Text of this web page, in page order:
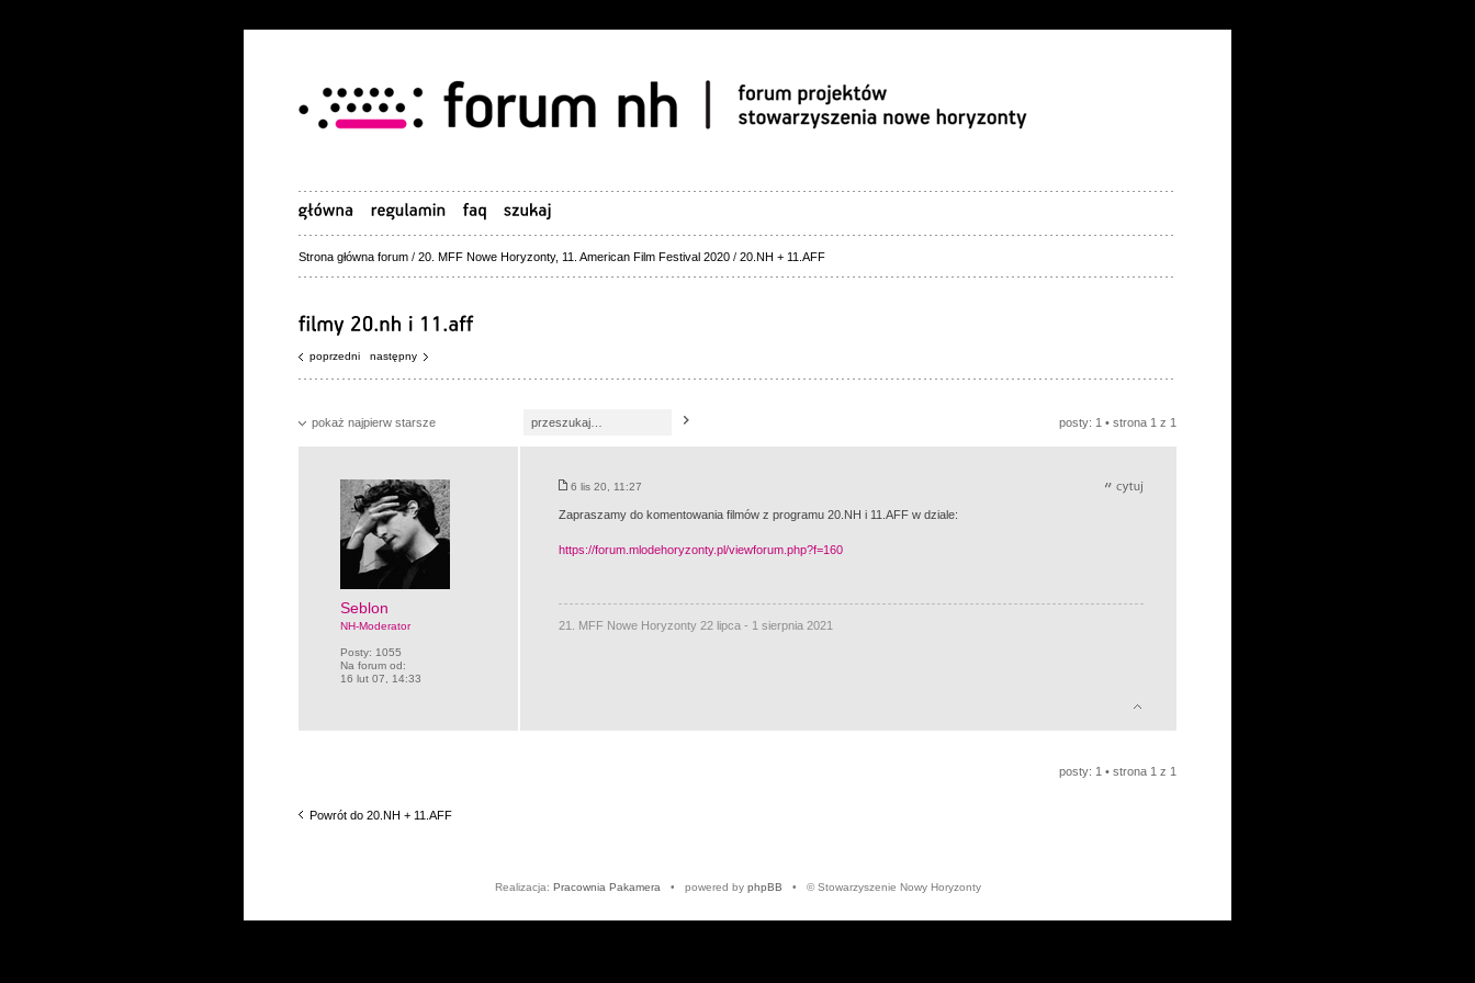
Strona główna forum / 20. MFF Nowe Horyzonty, 11. American Film Festival 2020 / 20.NH + 11.AFF
poprzedni następny
pokaż najpierw starsze posty: 1 • strona 1 z 1
Seblon
NH-Moderator
Posty: 1055
Na forum od:
16 lut 07, 14:33
6 lis 20, 11:27
Zapraszamy do komentowania filmów z programu 20.NH i 11.AFF w dziale:
https://forum.mlodehoryzonty.pl/viewforum.php?f=160
21. MFF Nowe Horyzonty 22 lipca - 1 sierpnia 2021
posty: 1 • strona 1 z 1
Powrót do 20.NH + 11.AFF
Realizacja: Pracownia Pakamera • powered by phpBB • © Stowarzyszenie Nowy Horyzonty